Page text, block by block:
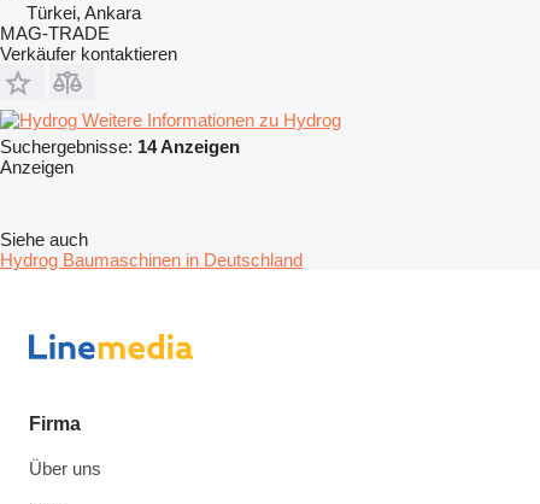
Türkei, Ankara
MAG-TRADE
Verkäufer kontaktieren
Weitere Informationen zu Hydrog
Suchergebnisse: 14 Anzeigen
Anzeigen
Siehe auch
Hydrog Baumaschinen in Deutschland
Firma
Über uns